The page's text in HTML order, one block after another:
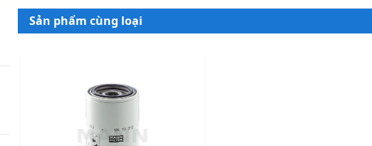
Sản phẩm cùng loại